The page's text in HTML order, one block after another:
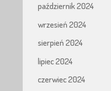
październik 2024
wrzesień 2024
sierpień 2024
lipiec 2024
czerwiec 2024